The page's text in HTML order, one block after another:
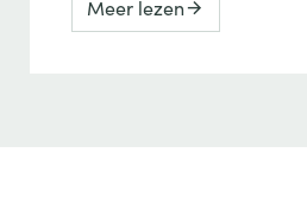
Ontdek hoe je deze reacties
Meer lezen